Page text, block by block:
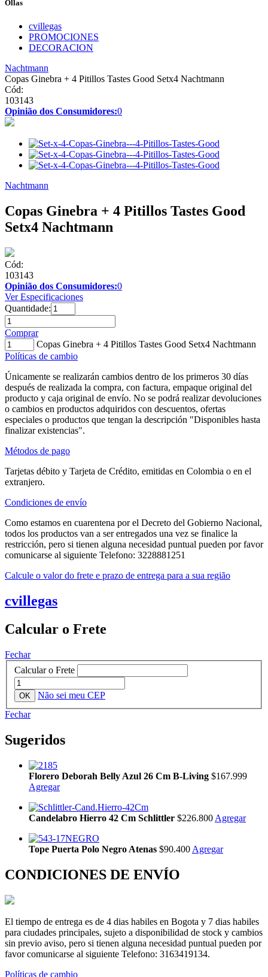
Ollas
cvillegas
PROMOCIONES
DECORACION
Nachtmann
Copas Ginebra + 4 Pitillos Tastes Good Setx4 Nachtmann
Cód:
103143
Opinião dos Consumidores:0
Nachtmann
Copas Ginebra + 4 Pitillos Tastes Good
Setx4 Nachtmann
Cód:
103143
Opinião dos Consumidores:0
Ver Especificaciones
Quantidade:
Comprar
Copas Ginebra + 4 Pitillos Tastes Good Setx4 Nachtmann
Políticas de cambio
Únicamente se realizarán cambios dentro de los primeros 30 días
después de realizada la compra, con factura, empaque original del
producto y caja original de envío. No se podrá realizar devoluciones
o cambios en productos adquiridos con descuentos, ofertas
especiales o productos que tengan la descripción "Disponibles hasta
finalizar existencias".
Métodos de pago
Tarjetas débito y Tarjeta de Crédito, emitidas en Colombia o en el
extranjero.
Condiciones de envío
Como estamos en cuarentena por el Decreto del Gobierno Nacional,
todos los productos van a ser entregados una vez se finalice la
restricción, pero si tienen alguna necesidad puntual pueden por favor
comunicarse al siguiente Telefono: 3228881251
Calcule o valor do frete e prazo de entrega para a sua região
cvillegas
Calcular o Frete
Fechar
Calcular o Frete
Não sei meu CEP
Fechar
Sugeridos
Florero Deborah Belly Azul 26 Cm B-Living $167.999
Agregar
Candelabro Hierro 42 Cm Schlittler $226.800 Agregar
Tope Puerta Polo Negro Atenas $90.400 Agregar
CONDICIONES DE ENVÍO
El tiempo de entrega es de 4 dias habiles en Bogota y 7 dias habiles
para ciudades principales, sujeto a disponibilidad de stock y cambios
sin previo aviso, pero si tienen alguna necesidad puntual pueden por
favor comunicarse al siguiente Telefono: 3163419134.
Políticas de cambio